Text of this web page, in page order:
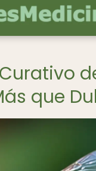
que